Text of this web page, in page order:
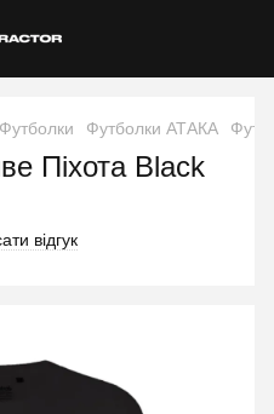
Футболки Футболки АТАКА
Піхота Black
відгук